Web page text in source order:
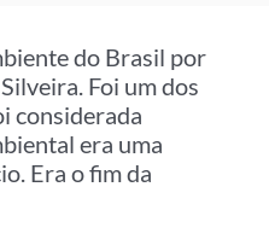
do Brasil por
Foi um dos
considerada
era uma
Era o fim da